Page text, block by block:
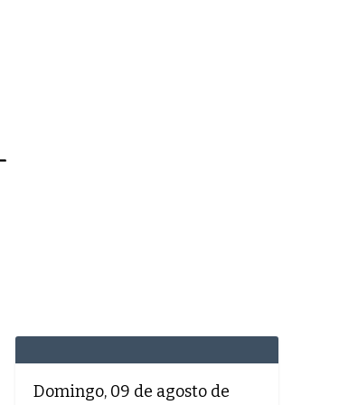
Domingo, 09 de agosto de